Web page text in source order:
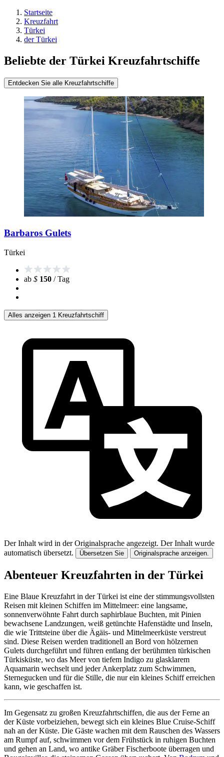
Startseite
Kreuzfahrt
Türkei
der Türkei
Beliebte der Türkei Kreuzfahrtschiffe
Entdecken Sie alle Kreuzfahrtschiffe
Barbaros Gulets
Türkei
ab $ 150 / Tag
Alles anzeigen 1 Kreuzfahrtschiff
Der Inhalt wird in der Originalsprache angezeigt. Der Inhalt wurde
automatisch übersetzt.
Übersetzen Sie Originalsprache anzeigen.
Abenteuer Kreuzfahrten in der Türkei
Eine Blaue Kreuzfahrt in der Türkei ist eine der stimmungsvollsten
Reisen mit kleinen Schiffen im Mittelmeer: eine langsame,
sonnenverwöhnte Fahrt durch saphirblaue Buchten, mit Pinien
bewachsene Landzungen, weiß getünchte Hafenstädte und Inseln,
die wie Trittsteine über die Ägäis- und Mittelmeerküste verstreut
sind. Diese Reisen werden traditionell an Bord von hölzernen
Gulets durchgeführt und führen entlang der berühmten türkischen
Türkisküste, wo das Meer von tiefem Indigo zu glasklarem
Aquamarin wechselt und jeder Ankerplatz zum Schwimmen,
Sternegucken und für die Stille, die nur ein kleines Schiff erreichen
kann, wie geschaffen ist.
Im Gegensatz zu großen Kreuzfahrtschiffen, die aus der Ferne an
der Küste vorbeiziehen, bewegt sich ein kleines Blue Cruise-Schiff
nah an der Küste. Die Gäste wachen mit dem Rauschen des Wassers
am Rumpf auf, schwimmen vor dem Frühstück in ruhigen Buchten
und gehen an Land, wo antike Gräber Fischerboote überragen und